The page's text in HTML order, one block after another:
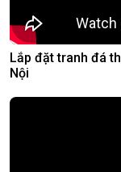
Lắp đặt tranh đá
Nội